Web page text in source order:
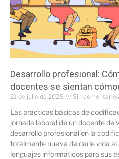
Desarrollo profesional:
docentes se sientan
21 de julio de 2025 Sin comentarios
Las prácticas básicas de
jornada laboral de un docente de
desarrollo profesional en la
totalmente nueva de darle vida
lenguajes informáticos para sus